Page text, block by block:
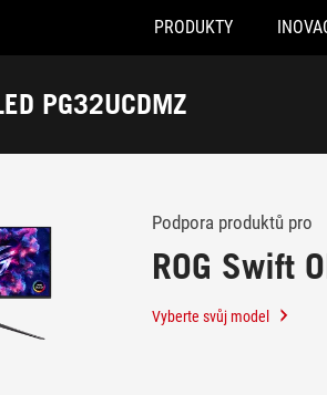
PRODUKTY
PG32UCDMZ
Podpora produktů pro
ROG Swift
Vyberte svůj model